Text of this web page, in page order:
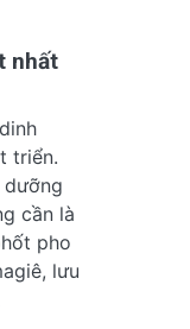
nhất
triển.
dưỡng
cần là
pho
lưu